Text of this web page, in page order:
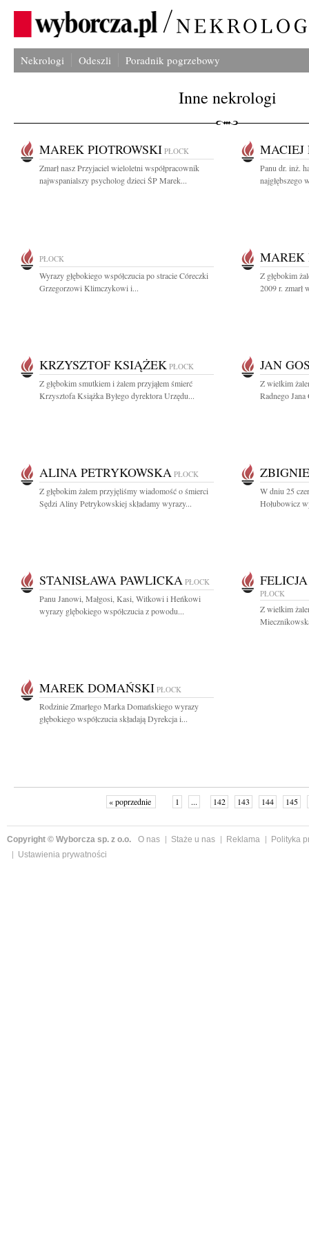
Nekrologi Odeszli Poradnik pogrzebowy
Inne nekrologi
MAREK PIOTROWSKI PŁOCK
Zmarł nasz Przyjaciel wieloletni współpracownik
najwspanialszy psycholog dzieci ŚP Marek...
MACIEJ
Panu dr. inż.
najgłębszego
PŁOCK
Wyrazy głębokiego współczucia po stracie Córeczki
Grzegorzowi Klimczykowi i...
MAREK
Z głębokim
2009 r. zmarł
KRZYSZTOF KSIĄŻEK PŁOCK
Z głębokim smutkiem i żalem przyjąłem śmierć
Krzysztofa Książka Byłego dyrektora Urzędu...
JAN
Z wielkim
Radnego
ALINA PETRYKOWSKA PŁOCK
Z głębokim żalem przyjęliśmy wiadomość o śmierci
Sędzi Aliny Petrykowskiej składamy wyrazy...
W dniu 25
Hołubowicz
STANISŁAWA PAWLICKA PŁOCK
Panu Janowi, Małgosi, Kasi, Witkowi i Heńkowi
wyrazy glębokiego współczucia z powodu...
PŁOCK
Z wielkim
MAREK DOMAŃSKI PŁOCK
Rodzinie Zmarłego Marka Domańskiego wyrazy
głębokiego współczucia składają Dyrekcja i...
« poprzednie 1 ... 142 143 144 145
Copyright © Wyborcza sp. z o.o. O nas Staże u nas Reklama
Polityka
Ustawienia prywatności